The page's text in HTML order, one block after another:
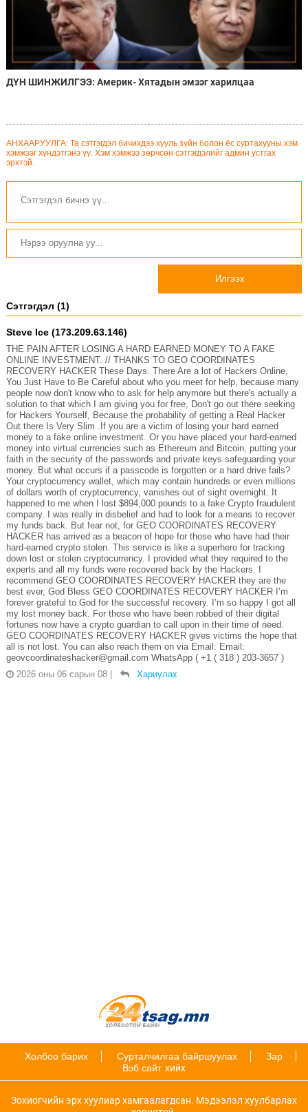
ДҮН ШИНЖИЛГЭЭ: Америк- Хятадын эмзэг харилцаа
АНХААРУУЛГА: Та сэтгэгдэл бичихдээ хууль зүйн болон ёс суртахууны хэм
хэмжээг хүндэтгэнэ үү. Хэм хэмжээ зөрчсөн сэтгэгдэлийг админ устгах
эрхтэй.
Илгээх
Сэтгэгдэл (1)
Steve Ice (173.209.63.146)
THE PAIN AFTER LOSING A HARD EARNED MONEY TO A FAKE
ONLINE INVESTMENT. // THANKS TO GEO COORDINATES
RECOVERY HACKER These Days. There Are a lot of Hackers Online,
You Just Have to Be Careful about who you meet for help, because many
people now don't know who to ask for help anymore but there's actually a
solution to that which I am giving you for free, Don't go out there seeking
for Hackers Yourself, Because the probability of getting a Real Hacker
Out there Is Very Slim .If you are a victim of losing your hard earned
money to a fake online investment. Or you have placed your hard-earned
money into virtual currencies such as Ethereum and Bitcoin, putting your
faith in the security of the passwords and private keys safeguarding your
money. But what occurs if a passcode is forgotten or a hard drive fails?
Your cryptocurrency wallet, which may contain hundreds or even millions
of dollars worth of cryptocurrency, vanishes out of sight overnight. It
happened to me when I lost $894,000 pounds to a fake Crypto fraudulent
company. I was really in disbelief and had to look for a means to recover
my funds back. But fear not, for GEO COORDINATES RECOVERY
HACKER has arrived as a beacon of hope for those who have had their
hard-earned crypto stolen. This service is like a superhero for tracking
down lost or stolen cryptocurrency. I provided what they required to the
experts and all my funds were recovered back by the Hackers. I
recommend GEO COORDINATES RECOVERY HACKER they are the
best ever, God Bless GEO COORDINATES RECOVERY HACKER I’m
forever grateful to God for the successful recovery. I’m so happy I got all
my lost money back. For those who have been robbed of their digital
fortunes now have a crypto guardian to call upon in their time of need.
GEO COORDINATES RECOVERY HACKER gives victims the hope that
all is not lost. You can also reach them on via Email: Email:
geovcoordinateshacker@gmail.com WhatsApp ( +1 ( 318 ) 203-3657 )
2026 оны 06 сарын 08
Хариулах
Холбоо барих Сурталчилгаа байршуулах
Зар
Вэб сайт хийх
Зохиогчийн эрх хуулиар хамгаалагдсан. Мэдээлэл хуулбарлах